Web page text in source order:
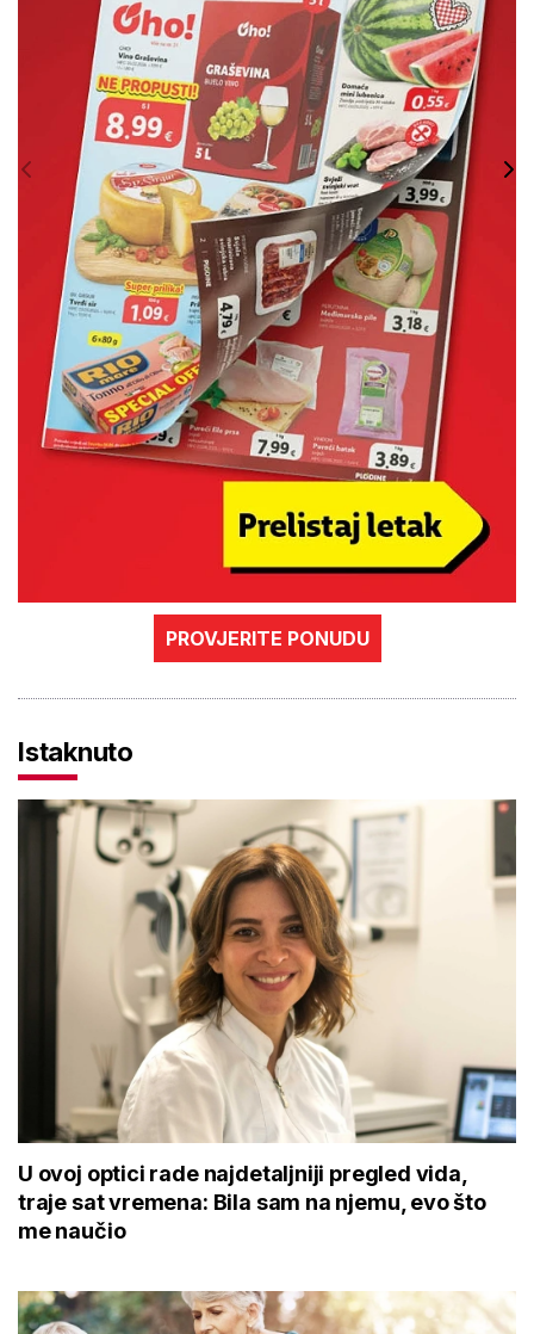
PROVJERITE PONUDU
Istaknuto
U ovoj optici rade najdetaljniji pregled vida,
traje sat vremena: Bila sam na njemu, evo što
me naučio